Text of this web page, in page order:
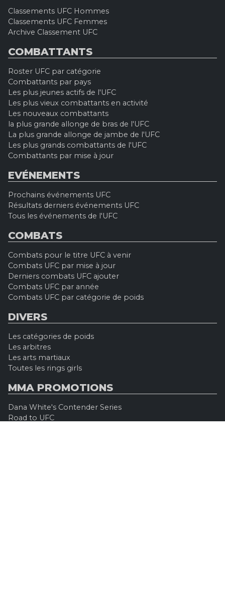
Classements UFC Hommes
Classements UFC Femmes
Archive Classement UFC
COMBATTANTS
Roster UFC par catégorie
Combattants par pays
Les plus jeunes actifs de l'UFC
Les plus vieux combattants en activité
Les nouveaux combattants
la plus grande allonge de bras de l'UFC
La plus grande allonge de jambe de l'UFC
Les plus grands combattants de l'UFC
Combattants par mise à jour
EVÉNEMENTS
Prochains événements UFC
Résultats derniers événements UFC
Tous les événements de l'UFC
COMBATS
Combats pour le titre UFC à venir
Combats UFC par mise à jour
Derniers combats UFC ajouter
Combats UFC par année
Combats UFC par catégorie de poids
DIVERS
Les catégories de poids
Les arbitres
Les arts martiaux
Toutes les rings girls
MMA PROMOTIONS
Dana White's Contender Series
Road to UFC